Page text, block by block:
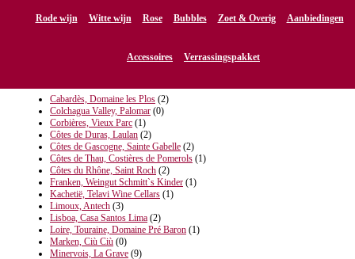
Rode wijn Witte wijn Rose Bubbles Zoet & Overig Aanbiedingen
Accessoires Verrassingspakket
Members
Cabardès, Domaine les Plos (2)
Colchagua Valley, Palomar (0)
Corbières, Vieux Parc (1)
Côtes de Duras, Laulan (2)
Côtes de Gascogne, Sainte Gabelle (2)
Côtes de Thau, Costières de Pomerols (1)
Côtes du Rhône, Saint Roch (2)
Franken, Weingut Schmitt`s Kinder (1)
Kachetië, Telavi Wine Cellars (1)
Limoux, Antech (3)
Lisboa, Casa Santos Lima (2)
Loire, Touraine, Domaine Pré Baron (1)
Marken, Ciù Ciù (0)
Minervois, La Grave (9)